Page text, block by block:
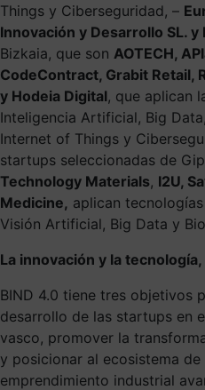
Things y Ciberseguridad, –
Innovación y Desarrollo SL. y
Bizkaia, que son AOTECH,
CodeContract, Grabit Retail,
y Hodeia Digital, que aplican
Inteligencia Artificial, Big
Internet of Things y
startups seleccionadas de
Technology Materials, I2U,
Medicine, aplican
Visión Artificial, Big Data y
La innovación y la
BIND 4.0 tiene tres objetivos
desarrollo de las startups en
vasco, promover la
y posicionar al ecosistema
emprendimiento industrial